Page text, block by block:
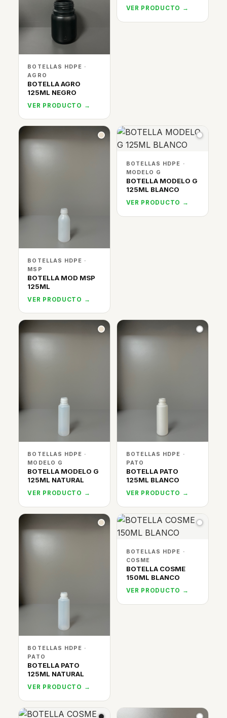
BOTELLAS HDPE ·
AGRO
BOTELLA AGRO
125ML NEGRO
VER PRODUCTO →
VER PRODUCTO →
BOTELLAS HDPE ·
MSP
BOTELLA MOD MSP
125ML
VER PRODUCTO →
BOTELLAS HDPE ·
MODELO G
BOTELLA MODELO G
125ML BLANCO
VER PRODUCTO →
BOTELLAS HDPE ·
MODELO G
BOTELLA MODELO G
125ML NATURAL
VER PRODUCTO →
BOTELLAS HDPE ·
PATO
BOTELLA PATO
125ML BLANCO
VER PRODUCTO →
BOTELLAS HDPE ·
PATO
BOTELLA PATO
125ML NATURAL
VER PRODUCTO →
BOTELLAS HDPE ·
COSME
BOTELLA COSME
150ML BLANCO
VER PRODUCTO →